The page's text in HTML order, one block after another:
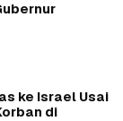
ke Israel Usai
di